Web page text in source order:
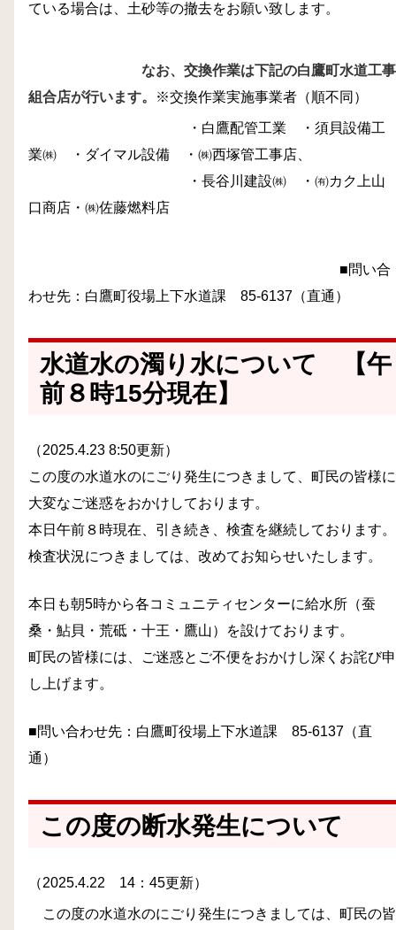
ている場合は、土砂等の撤去をお願い致します。
なお、交換作業は下記の白鷹町水道工事
組合店が行います。
※交換作業実施事業者（順不同）
・白鷹配管工業 ・須貝設備工
業㈱ ・ダイマル設備 ・㈱西塚管工事店、
・長谷川建設㈱ ・ ㈲カク上山
口商店・㈱佐藤燃料店
■問い合
わせ先：白鷹町役場上下水道課 85-6137（直通）
水道水の濁り水について 【午
前８時15分現在】
（2025.4.23 8:50更新）
この度の水道水のにごり発生につきまして、町民の皆様に
大変なご迷惑をおかけしております。
本日午前８時現在、引き続き、検査を継続しております。
検査状況につきましては、改めてお知らせいたします。
本日も朝5時から各コミュニティセンターに給水所（蚕
桑・鮎貝・荒砥・十王・鷹山）を設けております。
町民の皆様には、ご迷惑とご不便をおかけし深くお詫び申
し上げます。
■問い合わせ先：白鷹町役場上下水道課 85-6137（直
通）
この度の断水発生について
（2025.4.22 14：45更新）
この度の水道水のにごり発生につきましては、町民の皆